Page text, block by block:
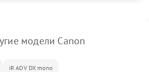
модели Canon
iR ADV DX mono